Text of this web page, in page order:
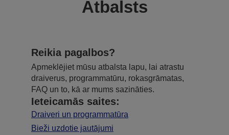
Atbalsts
Reikia pagalbos?
Apmeklējiet mūsu atbalsta lapu, lai atrastu
draiverus, programmatūru, rokasgrāmatas,
FAQ un to, kā ar mums sazināties.
Ieteicamās saites:
Draiveri un programmatūra
Bieži uzdotie jautājumi